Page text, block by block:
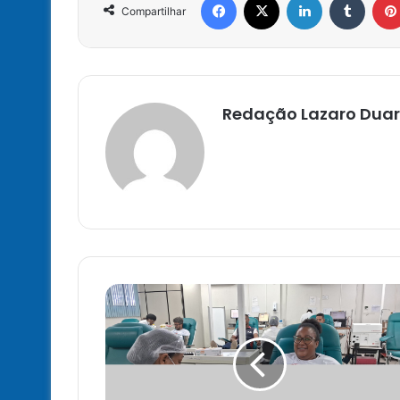
Compartilhar
Redação Lazaro
Hemoba
celebra
Dia
Vernáculo
do